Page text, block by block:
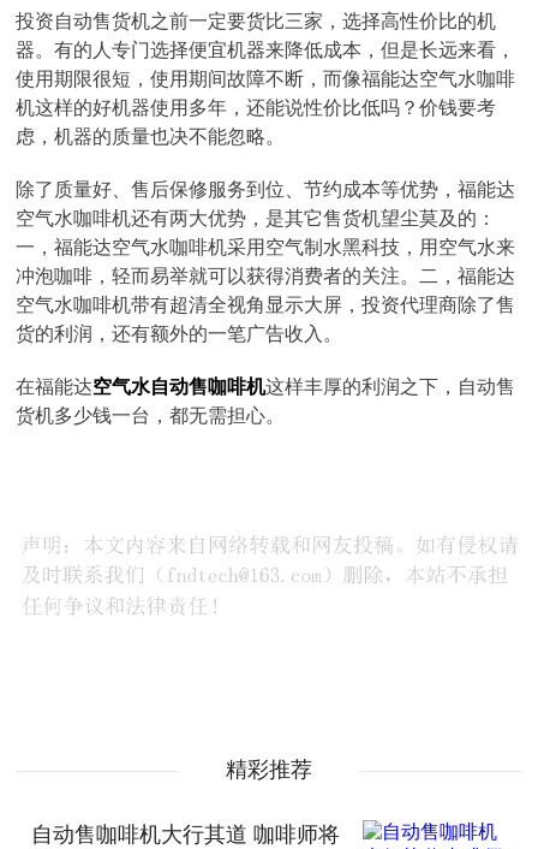
投资自动售货机之前一定要货比三家，选择高性价比的机
器。有的人专门选择便宜机器来降低成本，但是长远来看，
使用期限很短，使用期间故障不断，而像福能达空气水咖啡
机这样的好机器使用多年，还能说性价比低吗？价钱要考
虑，机器的质量也决不能忽略。
除了质量好、售后保修服务到位、节约成本等优势，福能达
空气水咖啡机还有两大优势，是其它售货机望尘莫及的：
一，福能达空气水咖啡机采用空气制水黑科技，用空气水来
冲泡咖啡，轻而易举就可以获得消费者的关注。二，福能达
空气水咖啡机带有超清全视角显示大屏，投资代理商除了售
货的利润，还有额外的一笔广告收入。
在福能达空气水自动售咖啡机这样丰厚的利润之下，自动售
货机多少钱一台，都无需担心。
精彩推荐
自动售咖啡机大行其道 咖啡师将